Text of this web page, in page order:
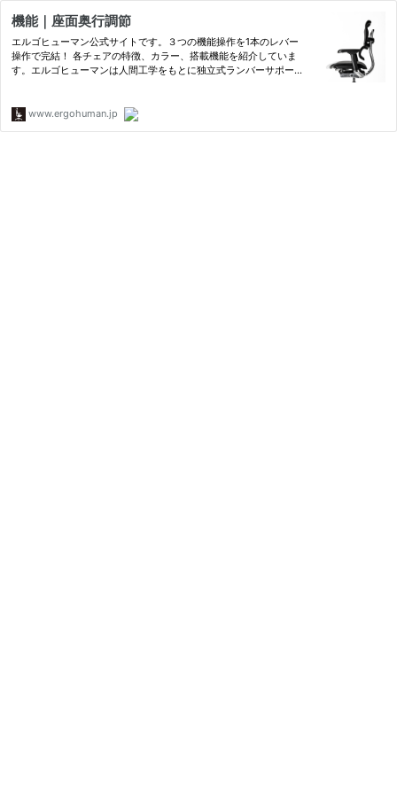
機能｜座面奥行調節
エルゴヒューマン公式サイトです。３つの機能操作を1本のレバー
操作で完結！ 各チェアの特徴、カラー、搭載機能を紹介していま
す。エルゴヒューマンは人間工学をもとに独立式ランバーサポート
www.ergohuman.jp